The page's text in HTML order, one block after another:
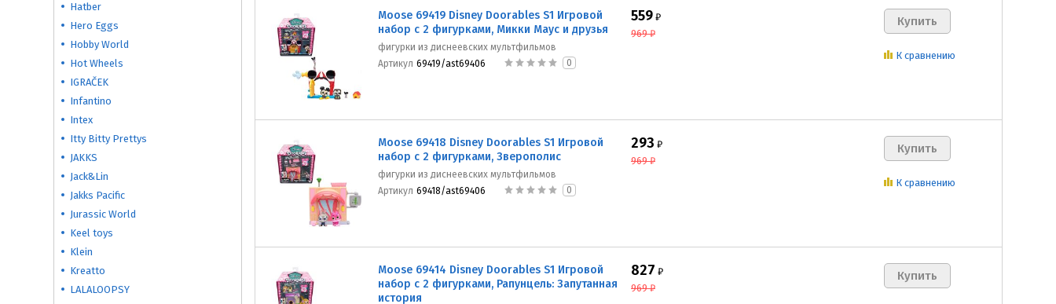
Hatber
Hero Eggs
Hobby World
Hot Wheels
IGRAČEK
Infantino
Intex
Itty Bitty Prettys
JAKKS
Jack&Lin
Jakks Pacific
Jurassic World
Keel toys
Klein
Kreatto
LALALOOPSY
Moose 69419 Disney Doorables S1 Игровой
набор с 2 фигурками, Микки Маус и друзья
фигурки из диснеевских мультфильмов
Артикул 69419/ast69406 0
559 ₽
969 ₽
К сравнению
Moose 69418 Disney Doorables S1 Игровой
набор с 2 фигурками, Зверополис
фигурки из диснеевских мультфильмов
Артикул 69418/ast69406 0
293 ₽
969 ₽
К сравнению
Moose 69414 Disney Doorables S1 Игровой
набор с 2 фигурками, Рапунцель: Запутанная
история
827 ₽
969 ₽